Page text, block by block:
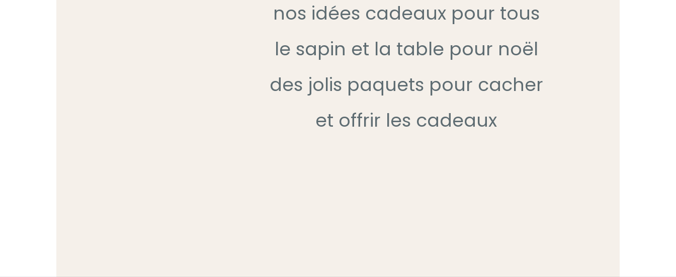
nos idées cadeaux pour tous
le sapin et la table pour noël
des jolis paquets pour cacher
et offrir les cadeaux